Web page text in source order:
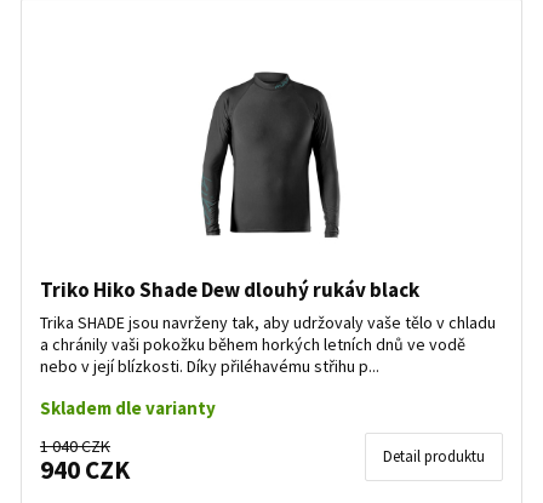
Triko Hiko Shade Dew dlouhý rukáv black
Trika SHADE jsou navrženy tak, aby udržovaly vaše tělo v chladu
a chránily vaši pokožku během horkých letních dnů ve vodě
nebo v její blízkosti. Díky přiléhavému střihu p...
Skladem dle varianty
1 040 CZK
940 CZK Detail produktu